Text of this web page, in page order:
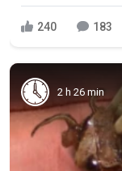
240 183
2 h 26 min